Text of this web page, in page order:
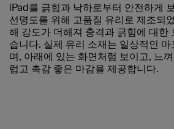
iPad를 긁힘과 낙하로부터 안전하게
선명도를 위해 고품질 유리로 제조되
해 강도가 더해져 충격과 긁힘에 대한
습니다. 실제 유리 소재는 일상적인
며, 아래에 있는 화면처럼 보이고, 느
럽고 촉감 좋은 마감을 제공합니다.